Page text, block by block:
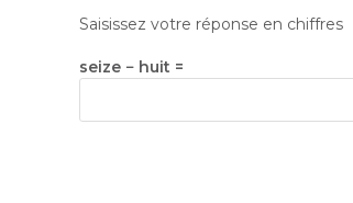
Saisissez votre réponse en chiffres
seize − huit =